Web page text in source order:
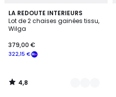
LA REDOUTE INTERIEURS
Lot de 2 chaises gainées tissu,
Wilga
322,15 €
379,00 €
4,8
/ 5
3
Couleurs
4,8
/